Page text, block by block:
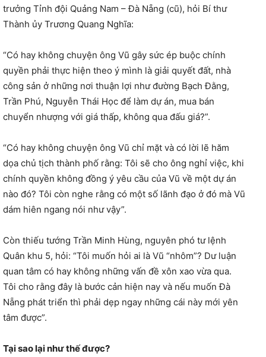
trưởng Tỉnh đội Quảng Nam – Đà Nẵng (cũ), hỏi Bí thư
Thành ủy Trương Quang Nghĩa:
“Có hay không chuyện ông Vũ gây sức ép buộc chính
quyền phải thực hiện theo ý mình là giải quyết đất, nhà
công sản ở những nơi thuận lợi như đường Bạch Đằng,
Trần Phú, Nguyễn Thái Học để làm dự án, mua bán
chuyển nhượng với giá thấp, không qua đấu giá?”.
“Có hay không chuyện ông Vũ chỉ mặt và có lời lẽ hăm
dọa chủ tịch thành phố rằng: Tôi sẽ cho ông nghỉ việc, khi
chính quyền không đồng ý yêu cầu của Vũ về một dự án
nào đó? Tôi còn nghe rằng có một số lãnh đạo ở đó mà Vũ
dám hiên ngang nói như vậy”.
Còn thiếu tướng Trần Minh Hùng, nguyên phó tư lệnh
Quân khu 5, hỏi: “Tôi muốn hỏi ai là Vũ “nhôm”? Dư luận
quan tâm có hay không những vấn đề xôn xao vừa qua.
Tôi cho rằng đây là bước cản hiện nay và nếu muốn Đà
Nẵng phát triển thì phải dẹp ngay những cái này mới yên
tâm được”.
Tại sao lại như thế được?